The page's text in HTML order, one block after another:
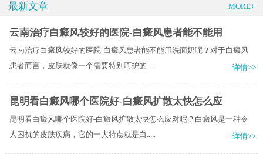
最新文章 MORE+
云南治疗白癜风较好的医院-白癜风患者能不能用
云南治疗白癜风较好的医院-白癜风患者能不能用洗面奶呢？对于白癜风
患者而言，皮肤就像一个需要特别呵护的.....
详情>>
昆明看白癜风哪个医院好-白癜风扩散太快怎么应
昆明看白癜风哪个医院好-白癜风扩散太快怎么应对呢？白癜风是一种令
人困扰的皮肤疾病，它的一大特点就是白.....
详情>>